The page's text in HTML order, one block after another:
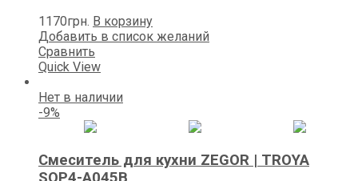
1170грн. В корзину
Добавить в список желаний
Сравнить
Quick View
Нет в наличии
-9%
Смеситель для кухни ZEGOR | TROYA